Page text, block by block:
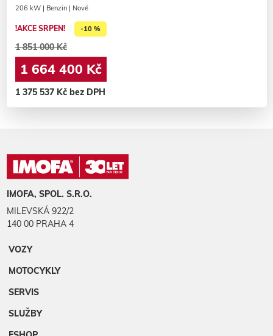
206 kW | Benzin | Nové
!AKCE SRPEN! -10 %
1 851 000 Kč
1 664 400 Kč
1 375 537 Kč bez DPH
IMOFA, SPOL. S.R.O.
MILEVSKÁ 922/2
140 00 PRAHA 4
VOZY
MOTOCYKLY
SERVIS
SLUŽBY